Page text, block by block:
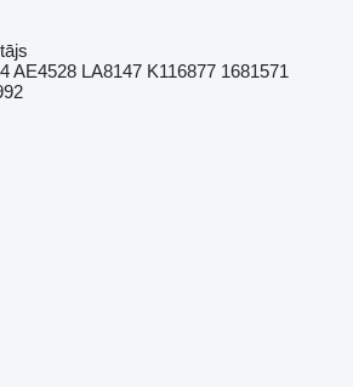
AE4528 LA8147 K116877 1681571